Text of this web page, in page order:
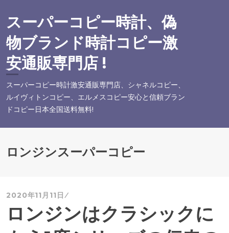
テ
ン
ツ
へ
スーパーコピー時計、偽
物ブランド時計コピー激
安通販専門店 !
スーパーコピー時計激安通販専門店、シャネルコピー、
ルイヴィトンコピー、エルメスコピー安心と信頼ブラン
ドコピー日本全国送料無料!
ロンジンスーパーコピー
2020年11月11日
ロンジンはクラシックに